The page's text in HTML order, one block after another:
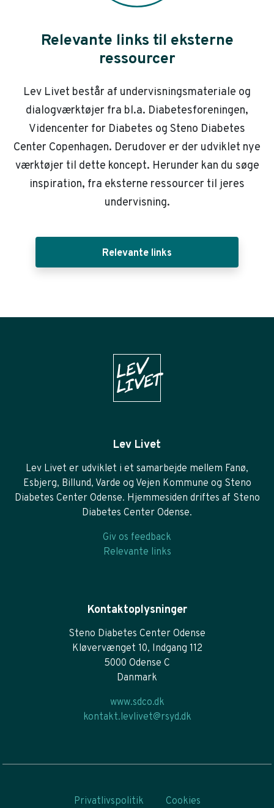
Relevante links til eksterne
ressourcer
Lev Livet består af undervisningsmateriale og
dialogværktøjer fra bl.a. Diabetesforeningen,
Videncenter for Diabetes og Steno Diabetes
Center Copenhagen. Derudover er der udviklet nye
værktøjer til dette koncept. Herunder kan du søge
inspiration, fra eksterne ressourcer til jeres
undervisning.
Relevante links
Lev Livet
Lev Livet er udviklet i et samarbejde mellem Fanø,
Esbjerg, Billund, Varde og Vejen Kommune og Steno
Diabetes Center Odense. Hjemmesiden driftes af Steno
Diabetes Center Odense.
Giv os feedback
Relevante links
Kontaktoplysninger
Steno Diabetes Center Odense
Kløvervænget 10, Indgang 112
5000 Odense C
Danmark
www.sdco.dk
kontakt.levlivet@rsyd.dk
Privatlivspolitik Cookies